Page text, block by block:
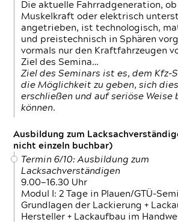
Die aktuelle Fahrradgeneration,
Muskelkraft oder elektrisch
angetrieben, ist technologisch,
und preistechnisch in Sphären
vormals nur den Kraftfahrzeugen
Ziel des Semina…
Ziel des Seminars ist es, dem Kfz-
die Möglichkeit zu geben, sich
erschließen und auf seriöse Weise
können.
Ausbildung zum
nicht einzeln buchbar)
Termin 6/10: Ausbildung zum
Lacksachverständigen
9.00—16.30 Uhr
Modul I: 2 Tage in Plauen/GTÜ-
Grundlagen der Lackierung +
Hersteller + Lackaufbau im